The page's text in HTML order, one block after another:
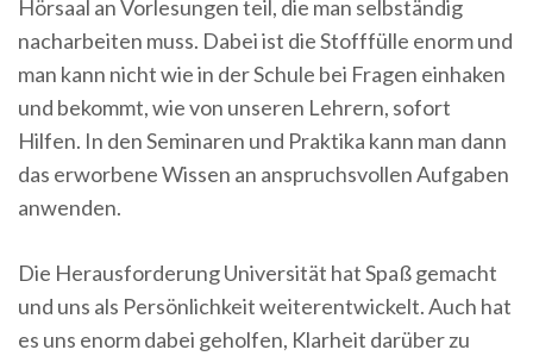
Hörsaal an Vorlesungen teil, die man selbständig
nacharbeiten muss. Dabei ist die Stofffülle enorm und
man kann nicht wie in der Schule bei Fragen einhaken
und bekommt, wie von unseren Lehrern, sofort
Hilfen. In den Seminaren und Praktika kann man dann
das erworbene Wissen an anspruchsvollen Aufgaben
anwenden.
Die Herausforderung Universität hat Spaß gemacht
und uns als Persönlichkeit weiterentwickelt. Auch hat
es uns enorm dabei geholfen, Klarheit darüber zu